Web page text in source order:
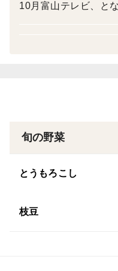
10月富山テレビ、と
旬の野菜
とうもろこし
枝豆